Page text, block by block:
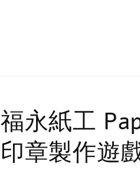
福永紙工
印章製作遊